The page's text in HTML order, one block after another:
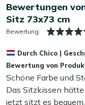
Mehr ansehen
Lassen Sie Ihre
vermeiden, dass die
Dann empfehlen
unserem Kees Smit
Dieser wirkt wasser-
Outdoor Kissen gut
Bewertungen
Sitz 73x73 cm
Bewertung:
Durch Chico |
Bewertung von
Schöne Farbe und
Das Sitzkissen
jetzt sitzt es bequem.